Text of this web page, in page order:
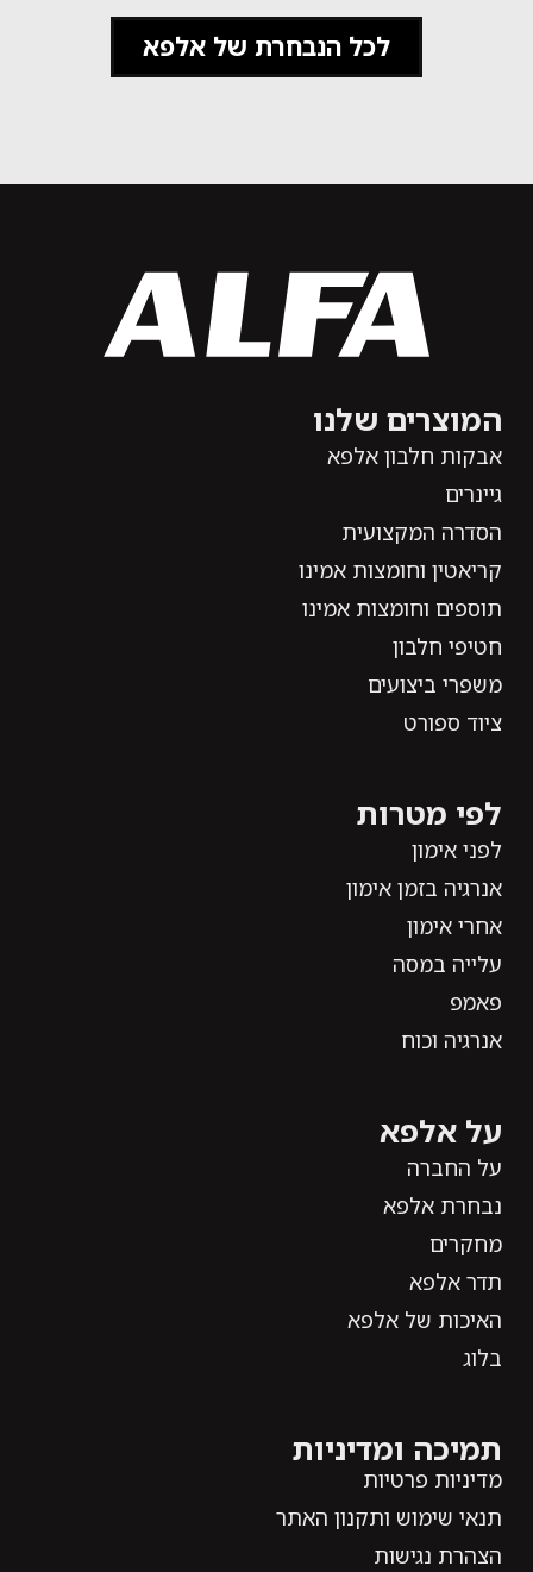
לכל הנבחרת של אלפא
המוצרים שלנו
אבקות חלבון אלפא
גיינרים
הסדרה המקצועית
קריאטין וחומצות אמינו
תוספים וחומצות אמינו
חטיפי חלבון
משפרי ביצועים
ציוד ספורט
לפי מטרות
לפני אימון
אנרגיה בזמן אימון
אחרי אימון
עלייה במסה
פאמפ
אנרגיה וכוח
על אלפא
על החברה
נבחרת אלפא
מחקרים
תדר אלפא
האיכות של אלפא
בלוג
תמיכה ומדיניות
מדיניות פרטיות
תנאי שימוש ותקנון האתר
הצהרת נגישות